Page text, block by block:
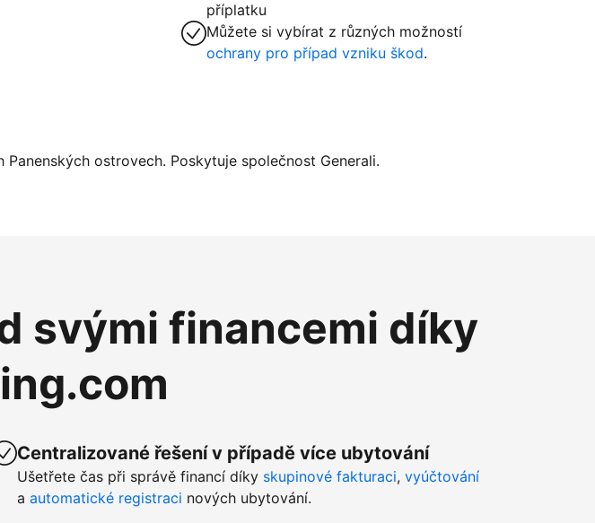
příplatku
Můžete si vybírat z různých možností
ochrany pro případ vzniku škod.
ostrovech. Poskytuje společnost Generali.
svými financemi díky
Centralizované řešení v případě více ubytování
Ušetřete čas při správě financí díky skupinové fakturaci, vyúčtování
a automatické registraci nových ubytování.